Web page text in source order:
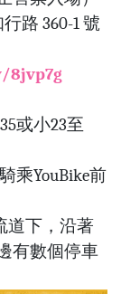
路 360-1 號
8jvp7g
或小23至
乘YouBike前
道下，沿著
有數個停車